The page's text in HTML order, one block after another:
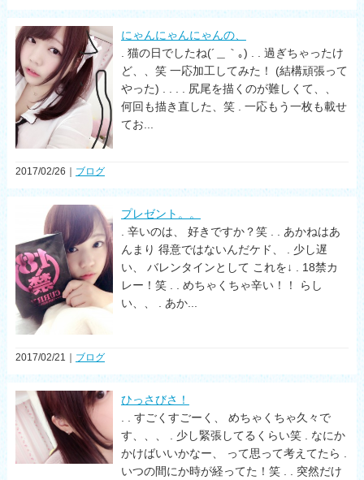
にゃんにゃんにゃんの、
. 猫の日でしたね(´＿｀｡) . . 過ぎちゃったけ
ど、、笑 一応加工してみた！ (結構頑張って
やった) . . . . 尻尾を描くのが難しくて、、
何回も描き直した、笑 . 一応もう一枚も載せ
てお...
2017/02/26｜ ブログ
プレゼント。。
. 辛いのは、 好きですか？笑 . . あかねはあ
んまり 得意ではないんだケド、 . 少し遅
い、 バレンタインとして これを↓ . 18禁カ
レー！笑 . . めちゃくちゃ辛い！！ らし
い、、 . あか...
2017/02/21｜ ブログ
ひっさびさ！
. . すごくすごーく、 めちゃくちゃ久々で
す、、、 . 少し緊張してるくらい笑 . なにか
かけばいいかなー、 って思って考えてたら .
いつの間にか時が経ってた！笑 . . 突然だけ